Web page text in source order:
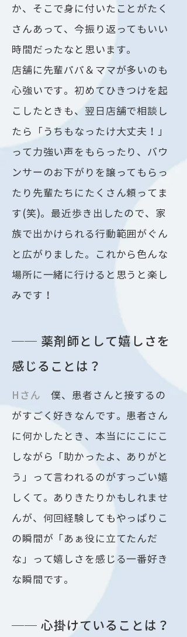
か、そこで身に付いたことがたく
さんあって、今振り返ってもいい
時間だったなと思います。
店舗に先輩パパ＆ママが多いのも
心強いです。初めてひきつけを起
こしたときも、翌日店舗で相談し
たら「うちもなったけ大丈夫！」
って力強い声をもらったり、バウ
ンサーのお下がりを譲ってもらっ
たり先輩たちにたくさん頼ってま
す(笑)。最近歩き出したので、家
族で出かけられる行動範囲がぐん
と広がりました。これから色んな
場所に一緒に行けると思うと楽し
みです！
── 薬剤師として嬉しさを
感じることは？
Hさん 僕、患者さんと接するの
がすごく好きなんです。患者さん
に何かしたとき、本当ににこにこ
しながら「助かったよ、ありがと
う」って言われるのがすっごい嬉
しくて。ありきたりかもしれませ
んが、何回経験してもやっぱりこ
の瞬間が「あぁ役に立てたんだ
な」って嬉しさを感じる一番好き
な瞬間です。
── 心掛けていることは？